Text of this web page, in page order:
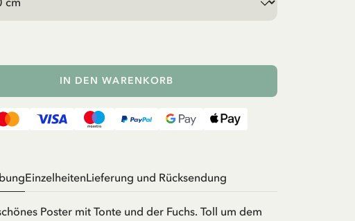
IN DEN WARENKORB
EinzelheitenLieferung und Rücksendung
Poster mit Tonte und der Fuchs. Toll um dem